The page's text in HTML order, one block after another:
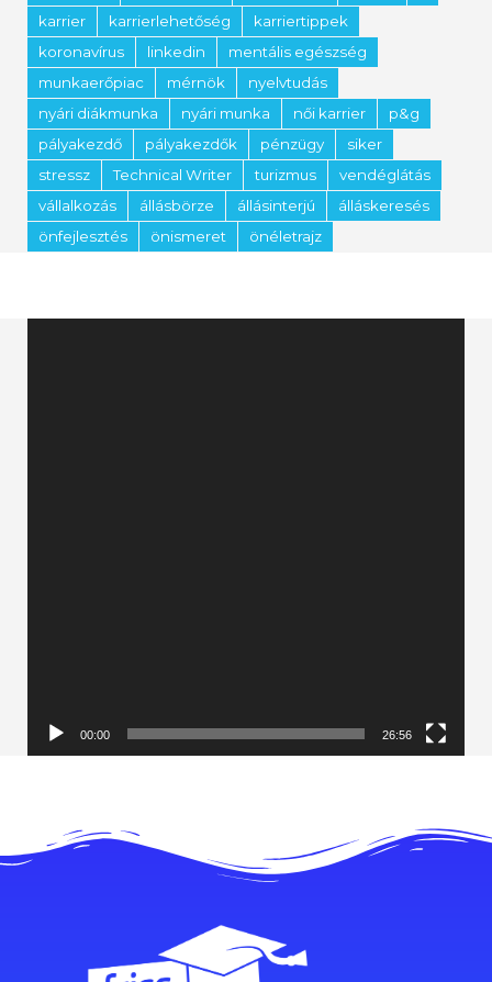
karrier
karrierlehetőség
karriertippek
koronavírus
linkedin
mentális egészség
munkaerőpiac
mérnök
nyelvtudás
nyári diákmunka
nyári munka női karrier
p&g
pályakezdő
pályakezdők pénzügy
siker
stressz
Technical Writer turizmus
vendéglátás
vállalkozás
állásbörze állásinterjú
álláskeresés
önfejlesztés
önismeret önéletrajz
00:00 26:56